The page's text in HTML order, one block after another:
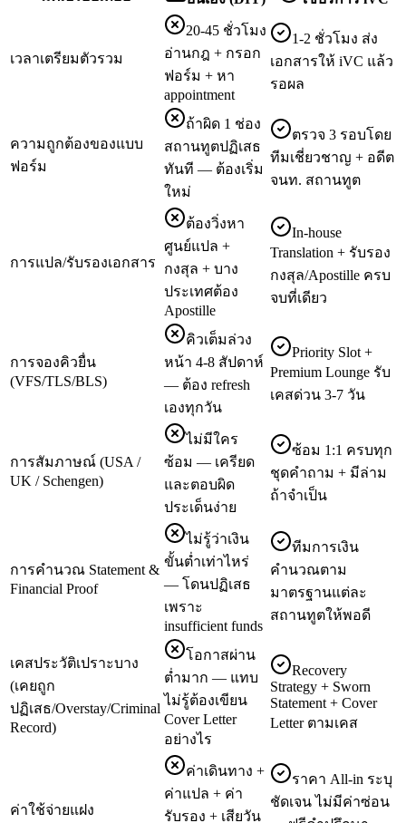
เวลาเตรียมตัวรวม
20-45 ชั่วโมง
อ่านกฎ + กรอก
ฟอร์ม + หา
appointment
1-2 ชั่วโมง ส่ง
เอกสารให้ iVC แล้ว
รอผล
ความถูกต้องของแบบ
ฟอร์ม
ถ้าผิด 1 ช่อง
สถานทูตปฏิเสธ
ทันที — ต้องเริ่ม
ใหม่
ตรวจ 3 รอบโดย
ทีมเชี่ยวชาญ + อดีต
จนท. สถานทูต
การแปล/รับรองเอกสาร
ต้องวิ่งหา
ศูนย์แปล +
กงสุล + บาง
ประเทศต้อง
Apostille
In-house
Translation + รับรอง
กงสุล/Apostille ครบ
จบที่เดียว
การจองคิวยื่น
(VFS/TLS/BLS)
คิวเต็มล่วง
หน้า 4-8 สัปดาห์
— ต้อง refresh
เองทุกวัน
Priority Slot +
Premium Lounge รับ
เคสด่วน 3-7 วัน
การสัมภาษณ์ (USA /
UK / Schengen)
ไม่มีใคร
ซ้อม — เครียด
และตอบผิด
ประเด็นง่าย
ซ้อม 1:1 ครบทุก
ชุดคำถาม + มีล่าม
ถ้าจำเป็น
การคำนวณ Statement &
Financial Proof
ไม่รู้ว่าเงิน
ขั้นต่ำเท่าไหร่
— โดนปฏิเสธ
เพราะ
insufficient funds
ทีมการเงิน
คำนวณตาม
มาตรฐานแต่ละ
สถานทูตให้พอดี
เคสประวัติเปราะบาง
(เคยถูก
ปฏิเสธ/Overstay/Criminal
Record)
โอกาสผ่าน
ต่ำมาก — แทบ
ไม่รู้ต้องเขียน
Cover Letter
อย่างไร
Recovery
Strategy + Sworn
Statement + Cover
Letter ตามเคส
ค่าใช้จ่ายแฝง
ค่าเดินทาง +
ค่าแปล + ค่า
รับรอง + เสียวัน
ราคา All-in ระบุ
ชัดเจน ไม่มีค่าซ่อน